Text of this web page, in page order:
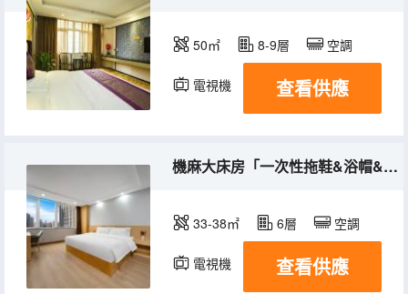
50㎡ 8-9層 空調
電視機 查看供應
機麻大床房「一次性拖鞋&浴帽&毛巾·微波爐·冰箱」
33-38㎡ 6層 空調
電視機 查看供應